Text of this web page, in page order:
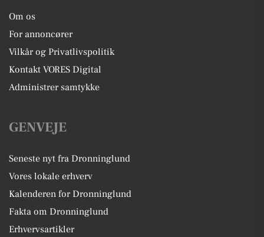
Om os
For annoncører
Vilkår og Privatlivspolitik
Kontakt VORES Digital
Administrer samtykke
GENVEJE
Seneste nyt fra Dronninglund
Vores lokale erhverv
Kalenderen for Dronninglund
Fakta om Dronninglund
Erhvervsartikler